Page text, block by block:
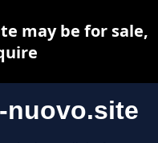
nuovo.site
may be for sale,